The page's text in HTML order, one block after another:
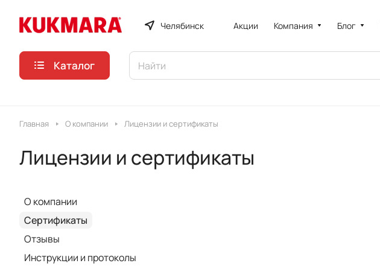
Челябинск Акции Компания Блог
Каталог
Главная О компании Лицензии и сертификаты
Лицензии и сертификаты
О компании
Сертификаты
Отзывы
Инструкции и протоколы